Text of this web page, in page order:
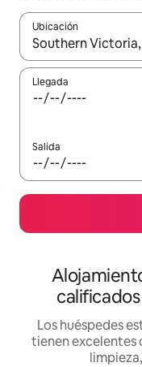
Ubicación
Cuando los
Llegada
Salida
Los huéspedes
tienen excelentes